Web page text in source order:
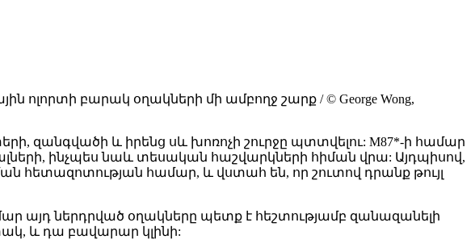
բարակ օղակների մի ամբողջ շարք / © George Wong,
զանգվածի և իրենց սև խոռոչի շուրջը պտտվելու: M87*-ի համար
ինչպես նաև տեսական հաշվարկների հիման վրա: Այդպիսով,
հետազոտության համար, և վստահ են, որ շուտով դրանք թույլ
այդ ներդրված օղակները պետք է հեշտությամբ զանազանելի
և դա բավարար կլինի: